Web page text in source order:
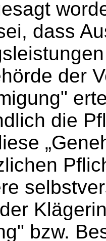
dass
der
die
bzw.